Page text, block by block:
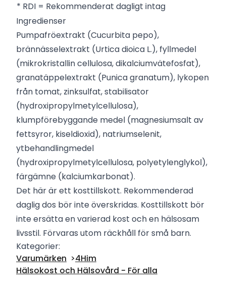
* RDI = Rekommenderat dagligt intag
Ingredienser
Pumpafröextrakt (Cucurbita pepo),
brännässelextrakt (Urtica dioica L.), fyllmedel
(mikrokristallin cellulosa, dikalciumvätefosfat),
granatäppelextrakt (Punica granatum), lykopen
från tomat, zinksulfat, stabilisator
(hydroxipropylmetylcellulosa),
klumpförebyggande medel (magnesiumsalt av
fettsyror, kiseldioxid), natriumselenit,
ytbehandlingmedel
(hydroxipropylmetylcellulosa, polyetylenglykol),
färgämne (kalciumkarbonat).
Det här är ett kosttillskott. Rekommenderad
daglig dos bör inte överskridas. Kosttillskott bör
inte ersätta en varierad kost och en hälsosam
livsstil. Förvaras utom räckhåll för små barn.
Kategorier:
Varumärken
4Him
Hälsokost och Hälsovård - För alla